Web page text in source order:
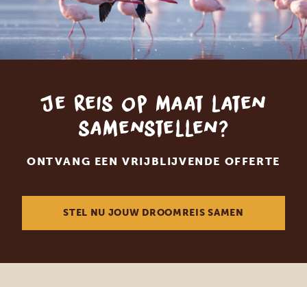
Je reis op maat laten
samenstellen?
ONTVANG EEN VRIJBLIJVENDE OFFERTE
STEL NU JOUW DROOMREIS SAMEN